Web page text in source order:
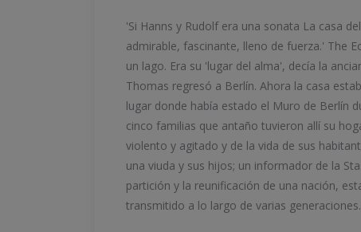
'Si Hanns y Rudolf era una sonata La casa
admirable, fascinante, lleno de fuerza.' The
un lago. Era su 'lugar del alma', decía la
Thomas regresó a Berlín. Ahora la casa
lugar donde había estado el Muro de Berlín
cinco familias que antaño tuvieron allí su
violento y agitado y de la vida de sus
una viuda y sus hijos; un informador de la
partición y la reunificación de una nación,
transmitido a lo largo de varias generaciones.